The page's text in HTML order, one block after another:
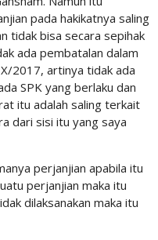
pada hakikatnya saling
tidak bisa secara sepihak
ada pembatalan dalam
2017, artinya tidak ada
SPK yang berlaku dan
itu adalah saling terkait
dari sisi itu yang saya
perjanjian apabila itu
perjanjian maka itu
dilaksanakan maka itu